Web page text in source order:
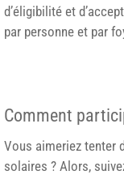
d’éligibilité et
par personne et par
Comment
Vous aimeriez tenter
solaires ? Alors,